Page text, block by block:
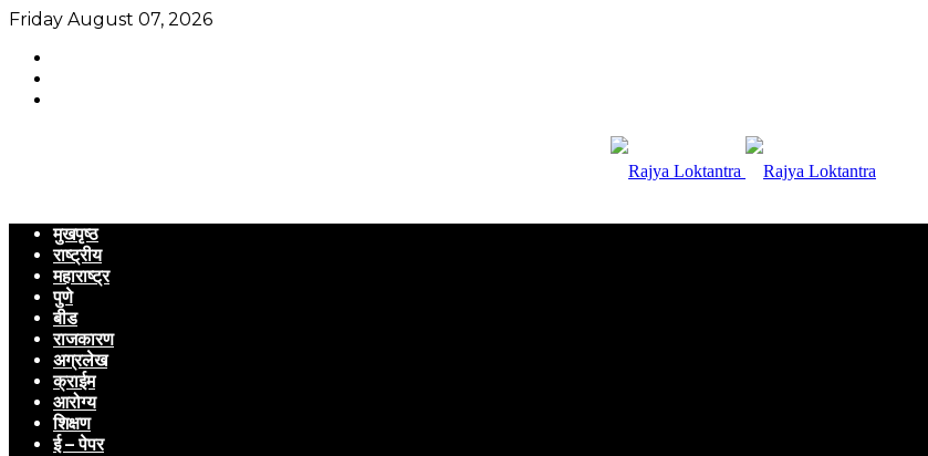
Friday August 07, 2026
मुखपृष्ठ
राष्ट्रीय
महाराष्ट्र
पुणे
बीड
राजकारण
अग्रलेख
क्राईम
आरोग्य
शिक्षण
ई – पेपर